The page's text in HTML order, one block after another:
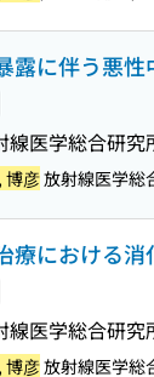
露に伴う悪
線医学総合研究
博彦放射線医学総
療における
線医学総合研究
博彦放射線医学総